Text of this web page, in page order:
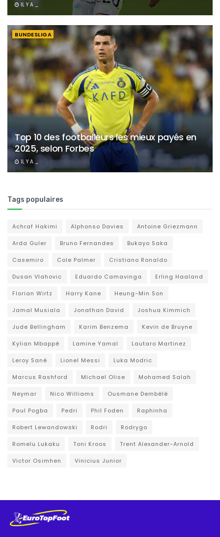
IL Y A _
BUNDESLIGA
Top 10 des footballeurs les mieux payés en
2025, selon Forbes
IL Y A _
Tags populaires
Achraf Hakimi Alphonso Davies Antoine Griezmann
Arda Guler Bruno Fernandes Bukayo Saka
Casemiro Cole Palmer Cristiano Ronaldo
Dusan Vlahovic Eduardo Camavinga Erling Haaland
Florian Wirtz Harry Kane Heung-Min Son
Jamal Musiala Jonathan David Joshua Kimmich
Jude Bellingham Karim Benzema Kevin de Bruyne
Kylian Mbappé Lamine Yamal Lautaro Martinez
Leroy Sané Lionel Messi Luka Modric
Marcus Rashford Michael Olise Mohamed Salah
Neymar Nico Williams Ousmane Dembélé
Paul Pogba Pedri Phil Foden Raphinha
Robert Lewandowski Rodri Rodrygo
Romelu Lukaku Toni Kroos Trent Alexander-Arnold
Victor Osimhen Vinicius Junior